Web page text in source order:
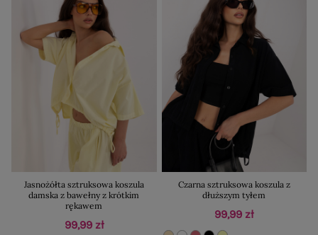
Jasnożółta sztruksowa koszula
damska z bawełny z krótkim
rękawem
99,99 zł
Czarna sztruksowa koszula z
dłuższym tyłem
99,99 zł